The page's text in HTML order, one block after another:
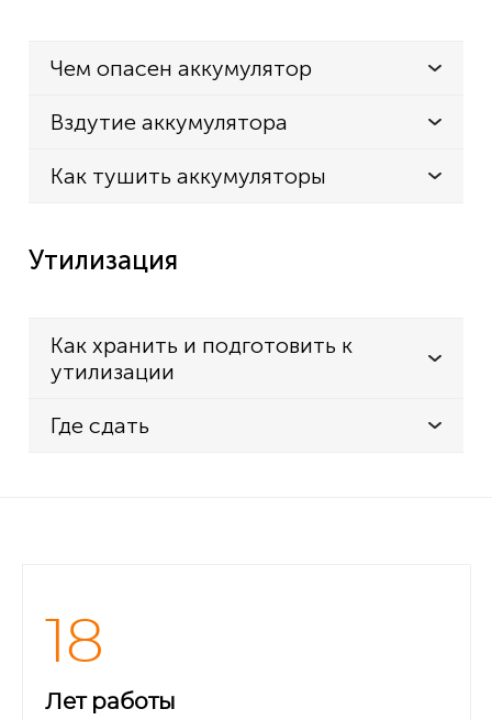
Чем опасен аккумулятор
Вздутие аккумулятора
Как тушить аккумуляторы
Утилизация
Как хранить и подготовить к
утилизации
Где сдать
18
Лет работы